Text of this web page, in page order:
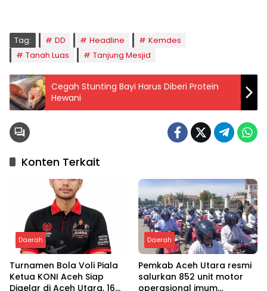
Tag: DD Headline
Kemdes
Tanah Luas
Tanjung Mesjid
Cegah Stunting Bayi Harus Diberi Protein
Hewani
Konten Terkait
Daerah
Turnamen Bola Voli Piala
Ketua KONI Aceh Siap
Digelar di Aceh Utara, 16
Daerah
Pemkab Aceh Utara resmi
salurkan 852 unit motor
operasional imum